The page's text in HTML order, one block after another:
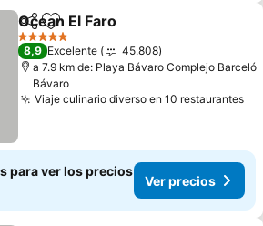
CompartirAñadir a favoritos
Ocean El Faro
5 Estrellas
8,9 Excelente
45.808
a 7.9 km de: Playa Bávaro Complejo Barceló
Bávaro
Viaje culinario diverso en 10 restaurantes
para ver los precios
Ver precios